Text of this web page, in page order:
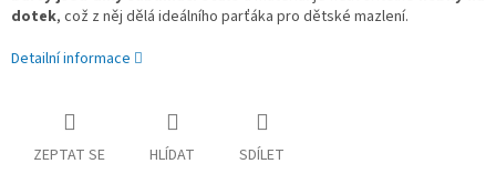
dotek, což z něj dělá ideálního parťáka pro dětské mazlení.
Detailní informace
ZEPTAT SE HLÍDAT SDÍLET